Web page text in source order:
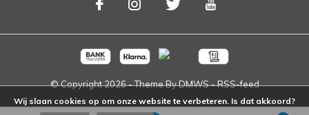
© Copyright2026- Theme ByDMWS-RSS-feed
Wij slaan cookies op om onze website te verbeteren. Is dat akkoord?